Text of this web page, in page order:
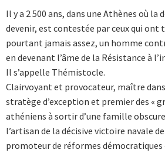
Il y a 2 500 ans, dans une Athènes où la
devenir, est contestée par ceux qui ont
pourtant jamais assez, un homme
en devenant l’âme de la Résistance à
Il s’appelle Thémistocle.
Clairvoyant et provocateur, maître dans
stratège d’exception et premier des «
athéniens à sortir d’une famille
l’artisan de la décisive victoire navale
promoteur de réformes démocratiques